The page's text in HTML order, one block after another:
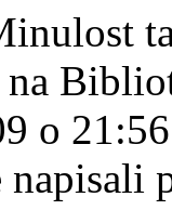
na
o 21:56
napisali